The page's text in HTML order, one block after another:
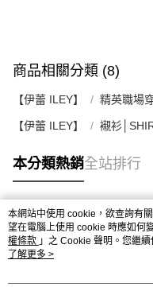
商品相關分類 (8)
【伊蕾 ILEY】 精英職場
【伊蕾 ILEY】 襯衫
本分類熱銷全站排行
熱門標籤
本網站中使用 cookie，欲查詢有
望在電腦上使用 cookie 時應如何
權條款 」之 Cookie 聲明。您繼
用條款之 Cookie 聲明使用 cookie
了解更多 >